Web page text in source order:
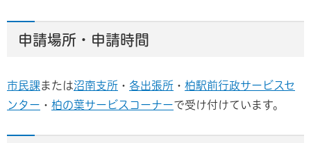
申請場所・申請時間
市民課または沼南支所 ・ 各出張所 ・ 柏駅前行政サービスセ
ンター ・ 柏の葉サービスコーナーで受け付けています。